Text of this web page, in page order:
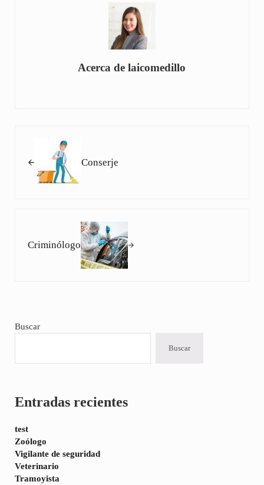
Acerca delaicomedillo
Conserje
Criminólogo
Sidebar
Buscar
Buscar
Entradas recientes
test
Zoólogo
Vigilante de seguridad
Veterinario
Tramoyista